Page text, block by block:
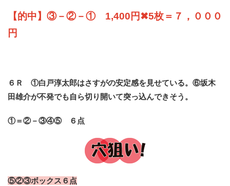
【的中】③－②－① 1,400円✖5枚＝７，０００
円
６Ｒ ①白戸淳太郎はさすがの安定感を見せている。⑥坂木
田雄介が不発でも自ら切り開いて突っ込んできそう。
①＝②－③④⑤ ６点
⑤②③ボックス６点